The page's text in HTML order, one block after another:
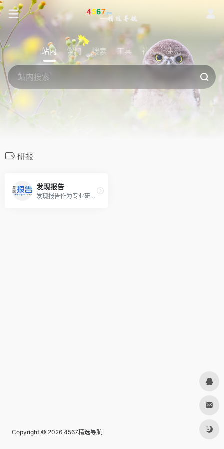
站内 常用 搜索 工具 社区 生活
研报
发现报告
发现报告作为专业研报平台,收录最新、最全行业报告,可免费阅读各类行业分析报告、公司研究报告、券商研报等。智能分类搜索,支持全文关键词匹配,可下载PDF、Word格式报告。
Copyright © 2026 4567精选导航